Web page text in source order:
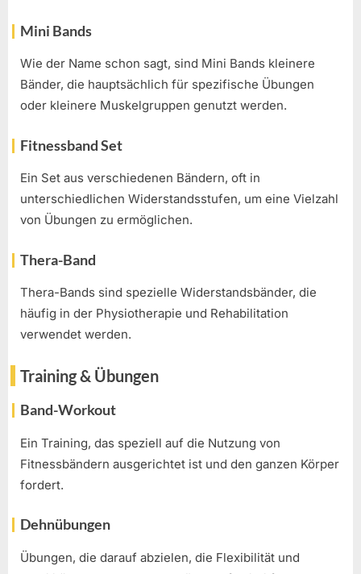
Mini Bands
Wie der Name schon sagt, sind Mini Bands kleinere
Bänder, die hauptsächlich für spezifische Übungen
oder kleinere Muskelgruppen genutzt werden.
Fitnessband Set
Ein Set aus verschiedenen Bändern, oft in
unterschiedlichen Widerstandsstufen, um eine Vielzahl
von Übungen zu ermöglichen.
Thera-Band
Thera-Bands sind spezielle Widerstandsbänder, die
häufig in der Physiotherapie und Rehabilitation
verwendet werden.
Training & Übungen
Band-Workout
Ein Training, das speziell auf die Nutzung von
Fitnessbändern ausgerichtet ist und den ganzen Körper
fordert.
Dehnübungen
Übungen, die darauf abzielen, die Flexibilität und